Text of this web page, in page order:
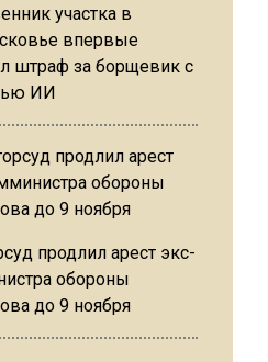
участка в
впервые
штраф за борщевик с
ИИ
продлил арест экс-
обороны
до 9 ноября